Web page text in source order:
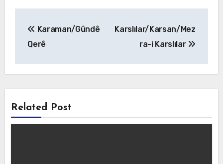
gezinmesi
Karaman/Gûndê
Qerê
Karslılar/Karsan/Mez
ra-i Karslılar
Related Post